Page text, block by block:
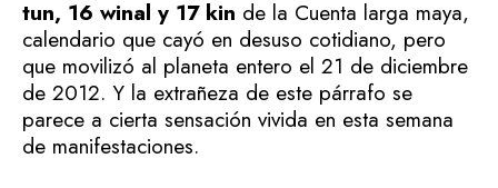
tun, 16 winal y 17 kin de la Cuenta larga maya,
calendario que cayó en desuso cotidiano, pero
que movilizó al planeta entero el 21 de diciembre
de 2012. Y la extrañeza de este párrafo se
parece a cierta sensación vivida en esta semana
de manifestaciones.